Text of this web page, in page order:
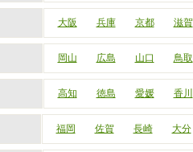
大阪 兵庫 京都 滋賀
岡山 広島 山口 鳥取
高知 徳島 愛媛 香川
福岡 佐賀 長崎 大分